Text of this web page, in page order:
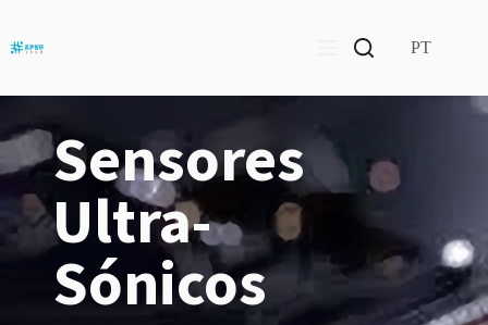
PT
Sensores
Ultra-
Sónicos